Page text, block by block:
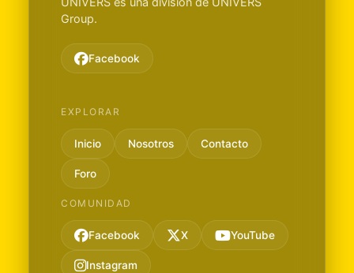
Group.
Facebook
EXPLORAR
Inicio Nosotros Contacto
Foro
COMUNIDAD
Facebook X YouTube
Instagram